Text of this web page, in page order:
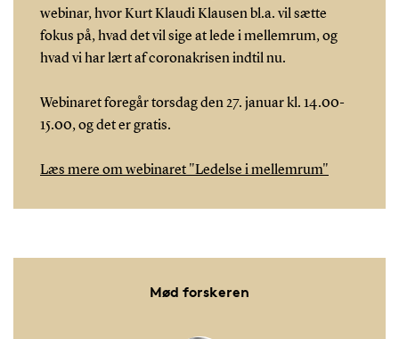
webinar, hvor Kurt Klaudi Klausen bl.a. vil sætte
fokus på, hvad det vil sige at lede i mellemrum, og
hvad vi har lært af coronakrisen indtil nu.
Webinaret foregår torsdag den 27. januar kl. 14.00-
15.00, og det er gratis.
Læs mere om webinaret "Ledelse i mellemrum"
Mød forskeren